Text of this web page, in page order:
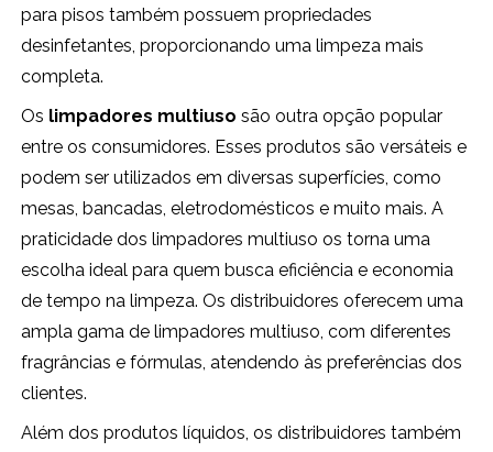
para pisos também possuem propriedades
desinfetantes, proporcionando uma limpeza mais
completa.
Os limpadores multiuso são outra opção popular
entre os consumidores. Esses produtos são versáteis e
podem ser utilizados em diversas superfícies, como
mesas, bancadas, eletrodomésticos e muito mais. A
praticidade dos limpadores multiuso os torna uma
escolha ideal para quem busca eficiência e economia
de tempo na limpeza. Os distribuidores oferecem uma
ampla gama de limpadores multiuso, com diferentes
fragrâncias e fórmulas, atendendo às preferências dos
clientes.
Além dos produtos líquidos, os distribuidores também